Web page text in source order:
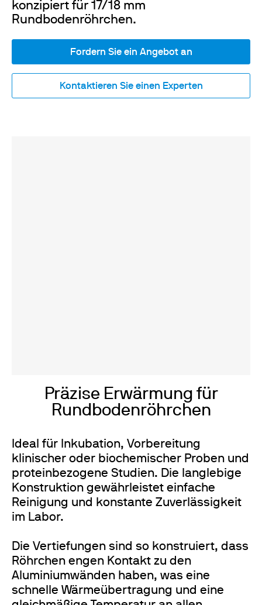
konzipiert für 17/18 mm
Rundbodenröhrchen.
Fordern Sie ein Angebot an
Kontaktieren Sie einen Experten
Präzise Erwärmung für
Rundbodenröhrchen
Ideal für Inkubation, Vorbereitung
klinischer oder biochemischer Proben und
proteinbezogene Studien. Die langlebige
Konstruktion gewährleistet einfache
Reinigung und konstante Zuverlässigkeit
im Labor.
Die Vertiefungen sind so konstruiert, dass
Röhrchen engen Kontakt zu den
Aluminiumwänden haben, was eine
schnelle Wärmeübertragung und eine